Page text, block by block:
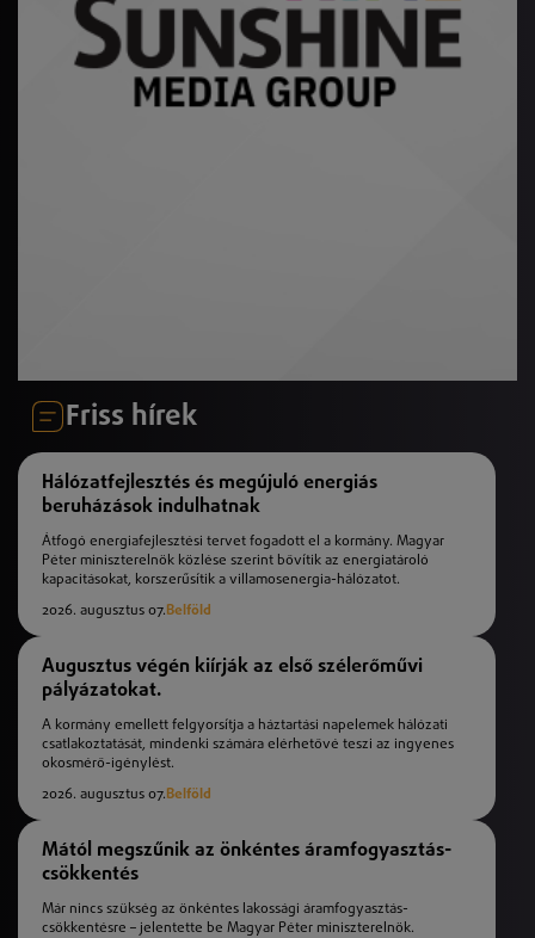
Friss hírek
Hálózatfejlesztés és megújuló energiás
beruházások indulhatnak
Átfogó energiafejlesztési tervet fogadott el a kormány. Magyar
Péter miniszterelnök közlése szerint bővítik az energiatároló
kapacitásokat, korszerűsítik a villamosenergia-hálózatot.
2026. augusztus 07.Belföld
Augusztus végén kiírják az első szélerőművi
pályázatokat.
A kormány emellett felgyorsítja a háztartási napelemek hálózati
csatlakoztatását, mindenki számára elérhetővé teszi az ingyenes
okosmérő-igénylést.
2026. augusztus 07.Belföld
Mától megszűnik az önkéntes áramfogyasztás-
csökkentés
Már nincs szükség az önkéntes lakossági áramfogyasztás-
csökkentésre – jelentette be Magyar Péter miniszterelnök.